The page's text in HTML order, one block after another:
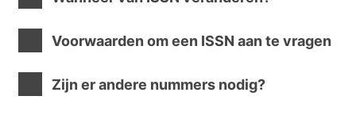
Voorwaarden om een ISSN aan te vragen
Zijn er andere nummers nodig?